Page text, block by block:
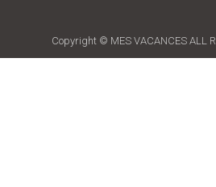
Copyright © MES VACANCES ALL